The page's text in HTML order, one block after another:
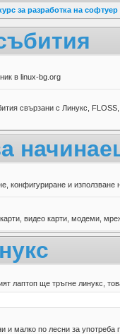
за разработка на
в linux-bg.org
свързани с Линукс,
конфигуриране и използване
видео карти, модеми,
лаптоп ще тръгне линукс,
и малко по лесни за употреба